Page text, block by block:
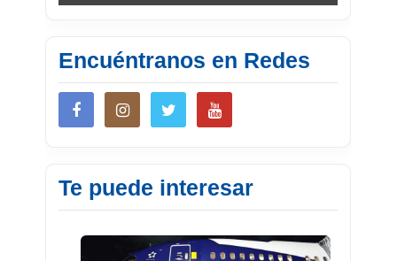
Encuéntranos en Redes
Te puede interesar